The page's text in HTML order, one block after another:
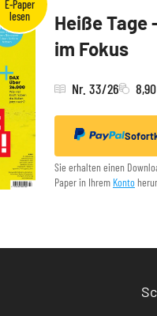
Heiße Tage
im Fokus
Nr. 33/26
Sie erhalten einen
Paper in Ihrem Konto